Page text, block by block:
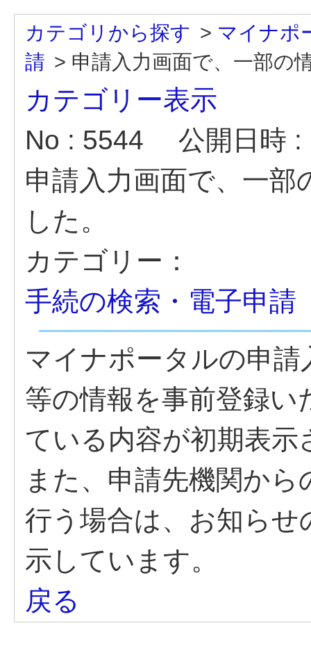
カテゴリから探す > マイナポ
請 > 申請入力画面で、一部の
カテゴリー表示
No : 5544
公開日時
申請入力画面で、一
した。
カテゴリー：
手続の検索・電子申請
マイナポータルの申
等の情報を事前登録
ている内容が初期表示
また、申請先機関か
行う場合は、お知らせ
示しています。
戻る